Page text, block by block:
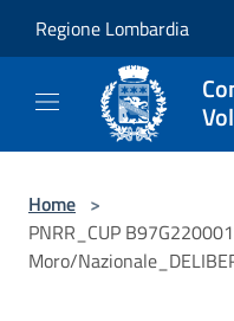
Regione Lombardia
Home >
PNRR_CUP
Moro/